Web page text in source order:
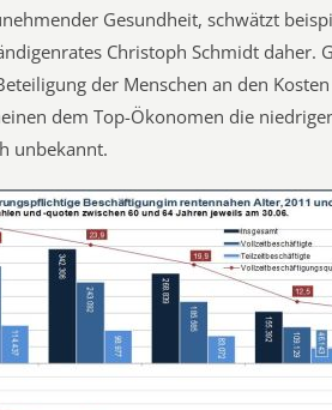
Gesundheit, schwätzt
Christoph Schmidt daher.
der Menschen an den
dem Top-Ökonomen die
unbekannt.